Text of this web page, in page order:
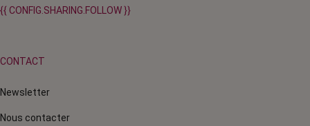
{{ CONFIG.SHARING.FOLLOW }}
CONTACT
Newsletter
Nous contacter